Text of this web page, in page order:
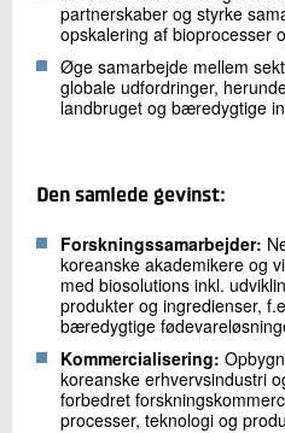
LinkedIn
Skriv til mig
Send
partnerskaber og styrke
opskalering af bioprocesser
Øge samarbejde mellem
globale udfordringer,
landbruget og bæredygtige
Den samlede gevinst:
Forskningssamarbejder:
koreanske akademikere og
med biosolutions inkl.
produkter og ingredienser,
bæredygtige
Kommercialisering:
koreanske erhvervsindustri
forbedret
processer, teknologi og